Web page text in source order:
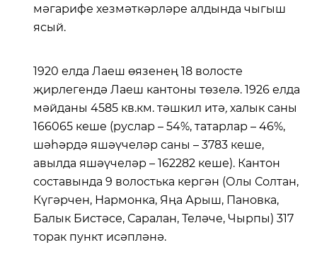
мәгарифе хезмәткәрләре алдында чыгыш
ясый.
1920 елда Лаеш өязенең 18 волосте
җирлегендә Лаеш кантоны төзелә. 1926 елда
мәйданы 4585 кв.км. тәшкил итә, халык саны
166065 кеше (руслар – 54%, татарлар – 46%,
шәһәрдә яшәүчеләр саны – 3783 кеше,
авылда яшәүчеләр – 162282 кеше). Кантон
составында 9 волостька кергән (Олы Солтан,
Күгәрчен, Нармонка, Яңа Арыш, Пановка,
Балык Бистәсе, Саралан, Теләче, Чырпы) 317
торак пункт исәпләнә.